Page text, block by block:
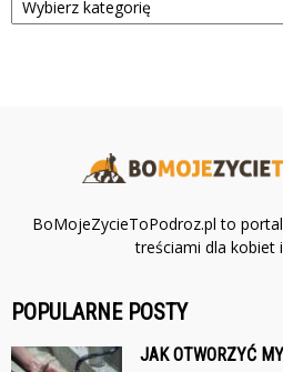
BoMojeZycieToPodroz.pl to
treściami dla kobiet
POPULARNE POSTY
JAK OTWORZYĆ